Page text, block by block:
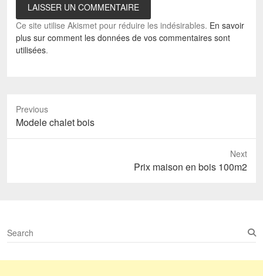
Ce site utilise Akismet pour réduire les indésirables. En savoir
plus sur comment les données de vos commentaires sont
utilisées.
Previous
Previous
post:
Modele chalet bois
Next
Prix maison en bois 100m2
S
e